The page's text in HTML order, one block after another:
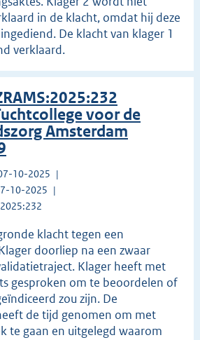
in de klacht, omdat hij deze
De klacht van klager 1
verklaard.
voor de
Amsterdam
10-2025
10-2025
klacht tegen een
doorliep na een zwaar
Klager heeft met
gesproken om te beoordelen of
zou zijn. De
de tijd genomen om met
te gaan en uitgelegd waarom